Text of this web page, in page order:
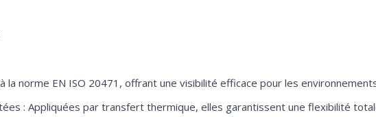
la norme EN ISO 20471, offrant une visibilité efficace pour les
: Appliquées par transfert thermique, elles garantissent une flexibilité